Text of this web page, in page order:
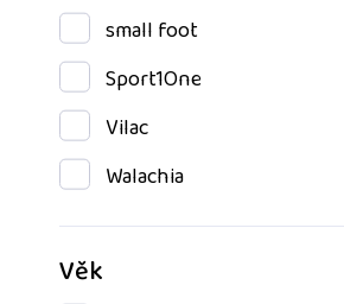
small foot
Sport1One
Vilac
Walachia
Věk